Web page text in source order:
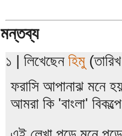
মন্তব্য
১ | লিখেছেন হিমু
ফরাসি আপানাঝ় মনে
আমরা কি 'বাংলা'